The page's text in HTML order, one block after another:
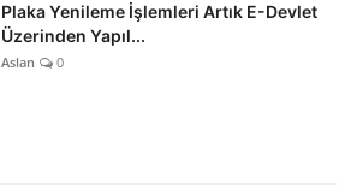
Plaka Yenileme İşlemleri Artık E-Devlet
Üzerinden Yapıl...
Aslan 0